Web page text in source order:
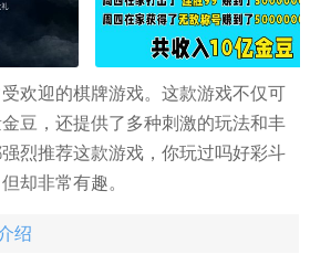
欢迎的棋牌游戏。这款游戏不仅可
豆，还提供了多种刺激的玩法和丰
烈推荐这款游戏，你玩过吗好彩斗
却非常有趣。
绍